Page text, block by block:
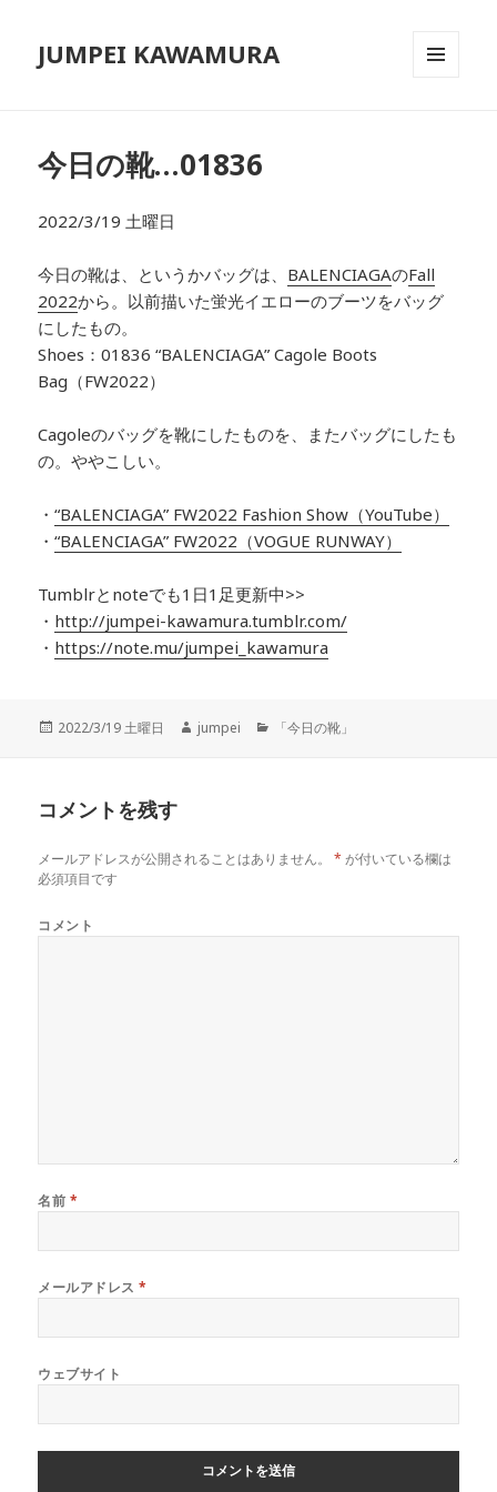
JUMPEI KAWAMURA
今日の靴…01836
2022/3/19 土曜日
今日の靴は、というかバッグは、 BALENCIAGAのFall
2022から。 以前描いた蛍光イエローのブーツをバッグ
にしたもの。
Shoes：01836“BALENCIAGA” Cagole Boots
Bag（FW2022）
Cagoleのバッグを靴にしたものを、またバッグにしたも
の。ややこしい。
・“BALENCIAGA” FW2022 Fashion Show（YouTube）
・“BALENCIAGA” FW2022（VOGUE RUNWAY）
Tumblrとnoteでも1日1足更新中>>
・ http://jumpei-kawamura.tumblr.com/
・ https://note.mu/jumpei_kawamura
投
2022/3/19 土曜日
作
jumpei
カ
「今日の靴」
コメントを残す
メールアドレスが公開されることはありません。 * が付いている欄は
必須項目です
コメント
名前 *
メールアドレス*
ウェブサイト